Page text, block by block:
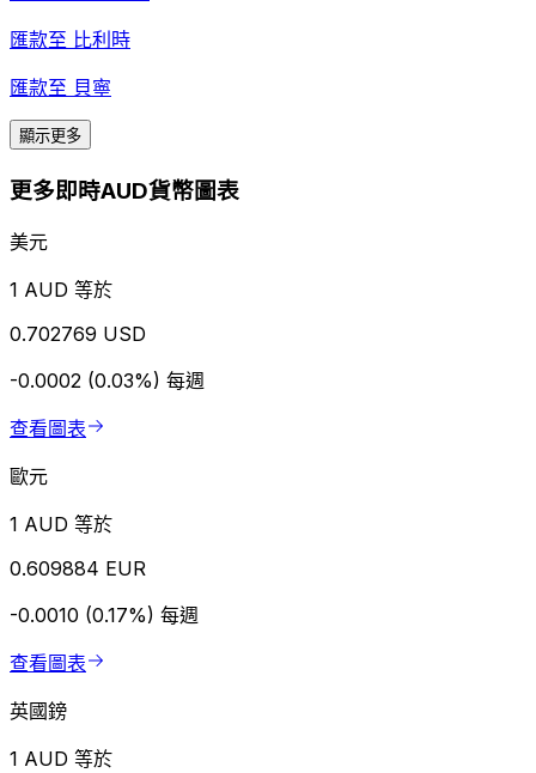
匯款至 比利時
匯款至 貝寧
顯示更多
更多即時AUD貨幣圖表
美元
1 AUD 等於
0.702769 USD
-0.0002 (0.03%) 每週
查看圖表
歐元
1 AUD 等於
0.609884 EUR
-0.0010 (0.17%) 每週
查看圖表
英國鎊
1 AUD 等於